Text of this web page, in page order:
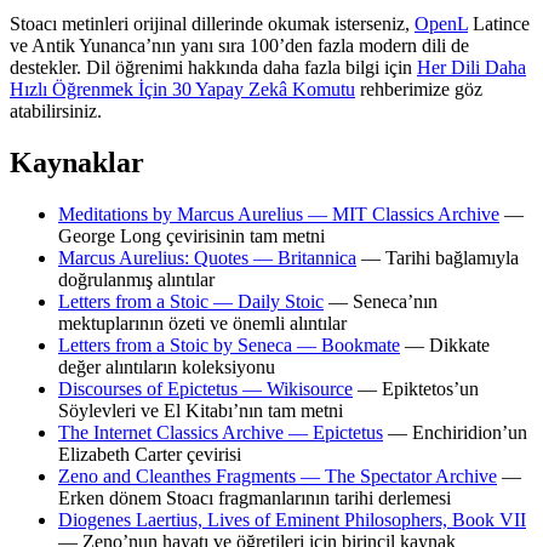
Stoacı metinleri orijinal dillerinde okumak isterseniz, OpenL Latince
ve Antik Yunanca’nın yanı sıra 100’den fazla modern dili de
destekler. Dil öğrenimi hakkında daha fazla bilgi için Her Dili Daha
Hızlı Öğrenmek İçin 30 Yapay Zekâ Komutu rehberimize göz
atabilirsiniz.
Kaynaklar
Meditations by Marcus Aurelius — MIT Classics Archive —
George Long çevirisinin tam metni
Marcus Aurelius: Quotes — Britannica — Tarihi bağlamıyla
doğrulanmış alıntılar
Letters from a Stoic — Daily Stoic — Seneca’nın
mektuplarının özeti ve önemli alıntılar
Letters from a Stoic by Seneca — Bookmate — Dikkate
değer alıntıların koleksiyonu
Discourses of Epictetus — Wikisource — Epiktetos’un
Söylevleri ve El Kitabı’nın tam metni
The Internet Classics Archive — Epictetus — Enchiridion’un
Elizabeth Carter çevirisi
Zeno and Cleanthes Fragments — The Spectator Archive —
Erken dönem Stoacı fragmanlarının tarihi derlemesi
Diogenes Laertius, Lives of Eminent Philosophers, Book VII
— Zeno’nun hayatı ve öğretileri için birincil kaynak